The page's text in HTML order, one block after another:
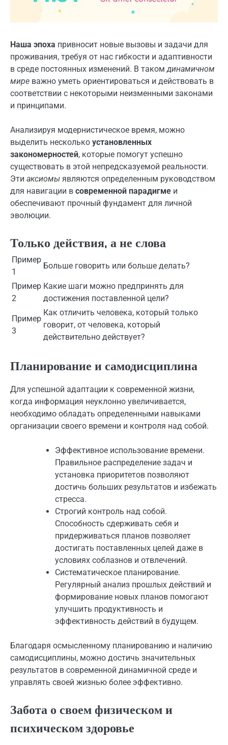
Наша эпоха привносит новые вызовы и задачи для
проживания, требуя от нас гибкости и адаптивности
в среде постоянных изменений. В таком динамичном
мире важно уметь ориентироваться и действовать в
соответствии с некоторыми неизменными законами
и принципами.
Анализируя модернистическое время, можно
выделить несколько установленных
закономерностей, которые помогут успешно
существовать в этой непредсказуемой реальности.
Эти аксиомы являются определенным руководством
для навигации в современной парадигме и
обеспечивают прочный фундамент для личной
эволюции.
Только действия, а не слова
Пример
1
Больше говорить или больше делать?
Пример
2
Какие шаги можно предпринять для
достижения поставленной цели?
Пример
3
Как отличить человека, который только
говорит, от человека, который
действительно действует?
Планирование и самодисциплина
Для успешной адаптации к современной жизни,
когда информация неуклонно увеличивается,
необходимо обладать определенными навыками
организации своего времени и контроля над собой.
Эффективное использование времени.
Правильное распределение задач и
установка приоритетов позволяют
достичь больших результатов и избежать
стресса.
Строгий контроль над собой.
Способность сдерживать себя и
придерживаться планов позволяет
достигать поставленных целей даже в
условиях соблазнов и отвлечений.
Систематическое планирование.
Регулярный анализ прошлых действий и
формирование новых планов помогают
улучшить продуктивность и
эффективность действий в будущем.
Благодаря осмысленному планированию и наличию
самодисциплины, можно достичь значительных
результатов в современной динамичной среде и
управлять своей жизнью более эффективно.
Забота о своем физическом и
психическом здоровье